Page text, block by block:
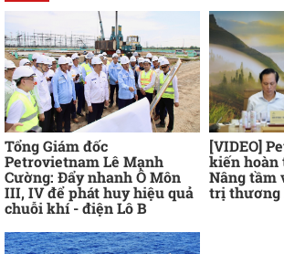
Tổng Giám đốc
Petrovietnam Lê Mạnh
Cường: Đẩy nhanh Ô Môn
III, IV để phát huy hiệu quả
chuỗi khí - điện Lô B
[VIDEO]
kiến hoàn
Nâng tầm
trị thương